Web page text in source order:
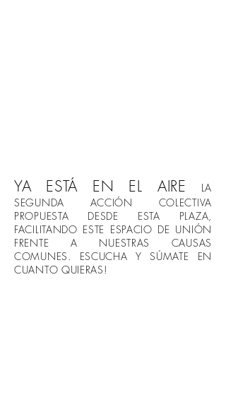
YA ESTÁ EN EL AIRE
LA
SEGUNDA ACCIÓN COLECTIVA
PROPUESTA DESDE ESTA PLAZA,
FACILITANDO ESTE ESPACIO DE UNIÓN
FRENTE A NUESTRAS CAUSAS
COMUNES. ESCUCHA Y SÚMATE EN
CUANTO QUIERAS!